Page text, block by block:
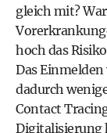
gleich mit?
hoch das
Das
dadurch
Contact
Digitalisierung